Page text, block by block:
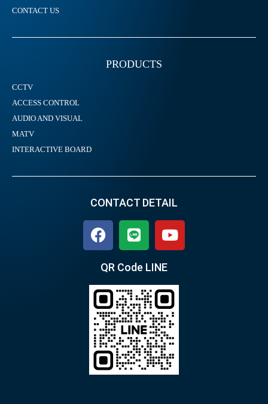
CONTACT US
PRODUCTS
CCTV
ACCESS CONTROL
AUDIO AND VISUAL
MATV
INTERACTIVE BOARD
CONTACT DETAIL
QR Code LINE